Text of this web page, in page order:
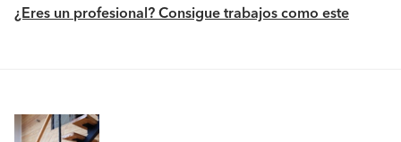
¿Eres un profesional? Consigue trabajos como este